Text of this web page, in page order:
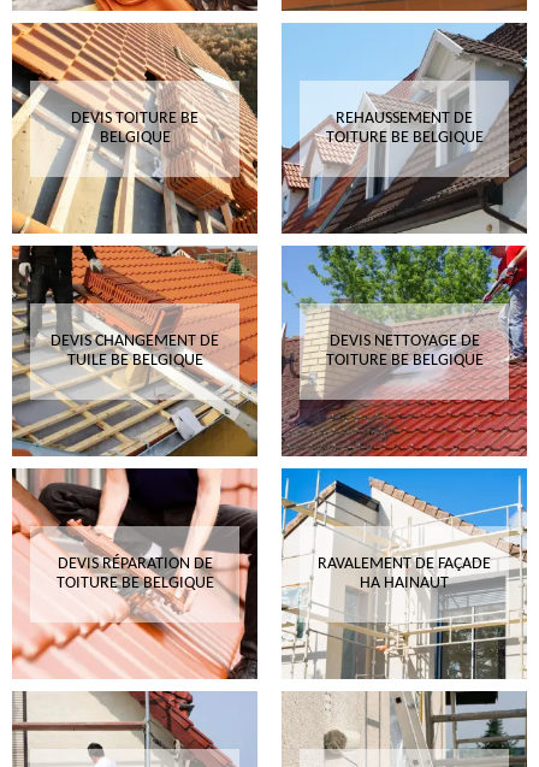
DEVIS TOITURE BE
BELGIQUE
REHAUSSEMENT DE
TOITURE BE BELGIQUE
DEVIS CHANGEMENT DE
TUILE BE BELGIQUE
DEVIS NETTOYAGE DE
TOITURE BE BELGIQUE
DEVIS RÉPARATION DE
TOITURE BE BELGIQUE
RAVALEMENT DE FAÇADE
HA HAINAUT